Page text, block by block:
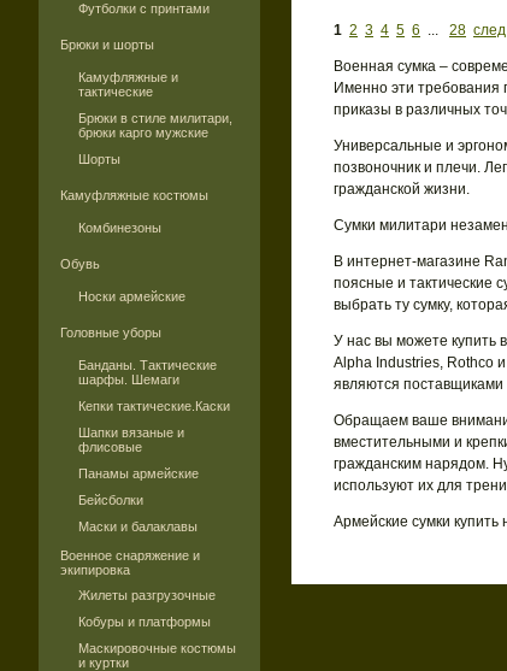
Футболки с принтами
Брюки и шорты
Камуфляжные и
тактические
Брюки в стиле милитари,
брюки карго мужские
Шорты
Камуфляжные костюмы
Комбинезоны
Обувь
Носки армейские
Головные уборы
Банданы. Тактические
шарфы. Шемаги
Кепки тактические.Каски
Шапки вязаные и
флисовые
Панамы армейские
Бейсболки
Маски и балаклавы
Военное снаряжение и
экипировка
Жилеты разгрузочные
Кобуры и платформы
Маскировочные костюмы
и куртки
1 2 3 4 5 6 ... 28
Военная сумка –
Именно эти
приказы в различных
Универсальные и
позвоночник и плечи.
гражданской жизни.
Сумки милитари
В интернет-магазине
поясные и тактические
выбрать ту сумку,
У нас вы можете купить
Аlpha Industries, Rothco
являются
Обращаем ваше
вместительными и
гражданским нарядом.
используют их для
Армейские сумки